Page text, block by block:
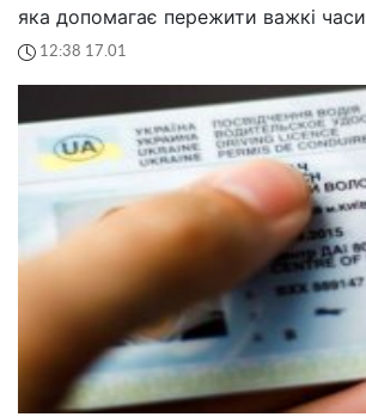
яка допомагає пережити важкі часи
12:38 17.01